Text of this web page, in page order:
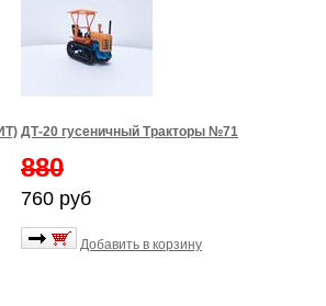
ДТ-20 гусеничный Тракторы №71
880
760 руб
Добавить в корзину